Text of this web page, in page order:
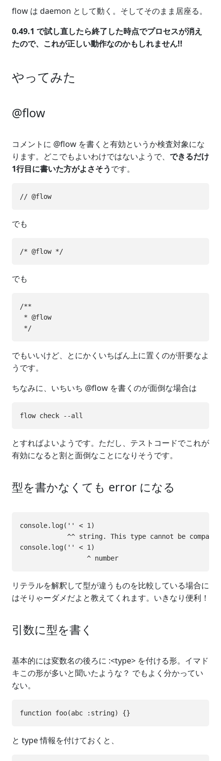
flow は daemon として動く。そしてそのまま居座る。
0.49.1 で試し直したら終了した時点でプロセスが消え
たので、これが正しい動作なのかもしれません!!
やってみた
@flow
コメントに @flow を書くと有効というか検査対象にな
ります。どこでもよいわけではないようで、 できるだけ
1行目に書いた方がよさそうです。
でも
でも
/**
* @flow
でもいいけど、とにかくいちばん上に置くのが肝要なよ
うです。
ちなみに、いちいち @flow を書くのが面倒な場合は
とすればよいようです。ただし、テストコードでこれが
有効になると割と面倒なことになりそうです。
型を書かなくても error になる
console.log('' < 1)
^^ string. This type cannot be
console.log('' < 1)
リテラルを解釈して型が違うものを比較している場合に
はそりゃーダメだよと教えてくれます。いきなり便利！
引数に型を書く
基本的には変数名の後ろに :<type> を付ける形。イマド
キこの形が多いと聞いたような？ でもよく分かってい
ない。
と type 情報を付けておくと、